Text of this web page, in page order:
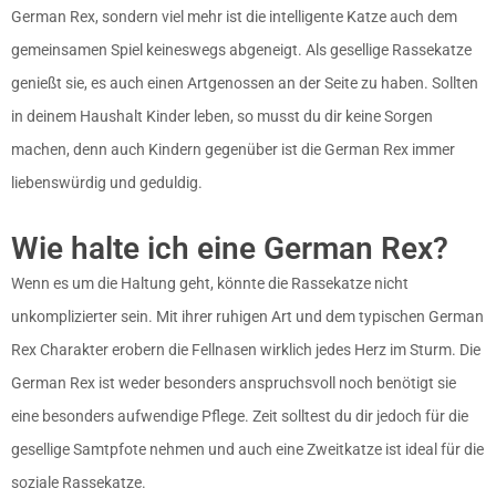
German Rex, sondern viel mehr ist die intelligente Katze auch dem
gemeinsamen Spiel keineswegs abgeneigt. Als gesellige Rassekatze
genießt sie, es auch einen Artgenossen an der Seite zu haben. Sollten
in deinem Haushalt Kinder leben, so musst du dir keine Sorgen
machen, denn auch Kindern gegenüber ist die German Rex immer
liebenswürdig und geduldig.
Wie halte ich eine German Rex?
Wenn es um die Haltung geht, könnte die Rassekatze nicht
unkomplizierter sein. Mit ihrer ruhigen Art und dem typischen German
Rex Charakter erobern die Fellnasen wirklich jedes Herz im Sturm. Die
German Rex ist weder besonders anspruchsvoll noch benötigt sie
eine besonders aufwendige Pflege. Zeit solltest du dir jedoch für die
gesellige Samtpfote nehmen und auch eine Zweitkatze ist ideal für die
soziale Rassekatze.